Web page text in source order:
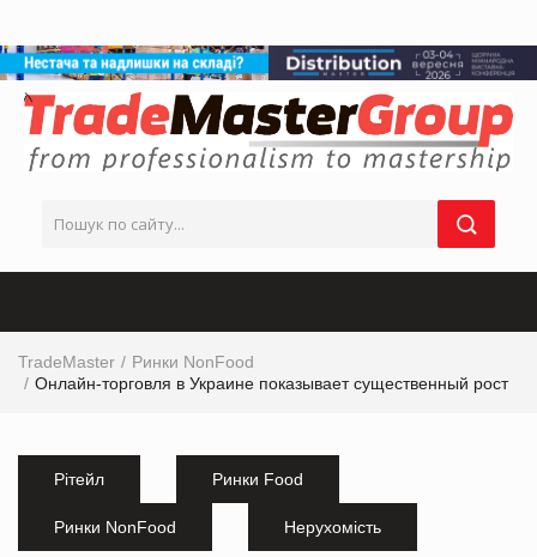
TradeMaster
Ринки NonFood
Онлайн-торговля в Украине показывает существенный рост
Рітейл Ринки Food
Ринки NonFood Нерухомість